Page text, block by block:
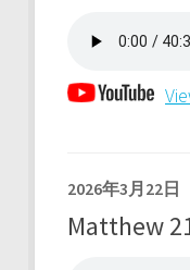
2026年3月22日
Matthew